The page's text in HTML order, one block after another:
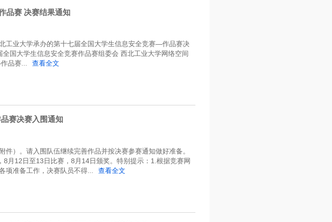
品赛 决赛结果通知
工业大学承办的第十七届全国大学生信息安全竞赛—作品赛决
国大学生信息安全竞赛作品赛组委会 西北工业大学网络空间
品赛...
查看全文
赛决赛入围通知
）。请入围队伍继续完善作品并按决赛参赛通知做好准备。
月12日至13日比赛，8月14日颁奖。特别提示：1.根据竞赛网
项准备工作，决赛队员不得...
查看全文